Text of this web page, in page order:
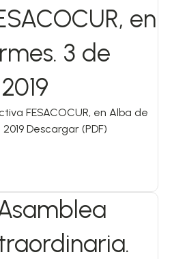
en
3 de
FESACOCUR, en Alba de
Descargar (PDF)